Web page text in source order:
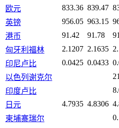
欧元
833.36 839.47
英镑
956.05 963.15
港币
91.42 91.78
匈牙利福林
2.1207 2.1635
印尼卢比
0.0425 0.0433
以色列谢克尔
印度卢比
日元
4.7935 4.8306
柬埔寨瑞尔